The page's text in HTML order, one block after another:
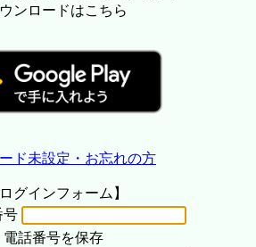
ンロードはこちら
ド未設定・お忘れの方
ログインフォーム】
号
電話番号を保存